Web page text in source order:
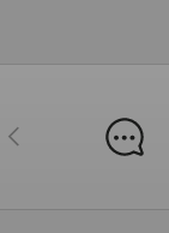
Précédent